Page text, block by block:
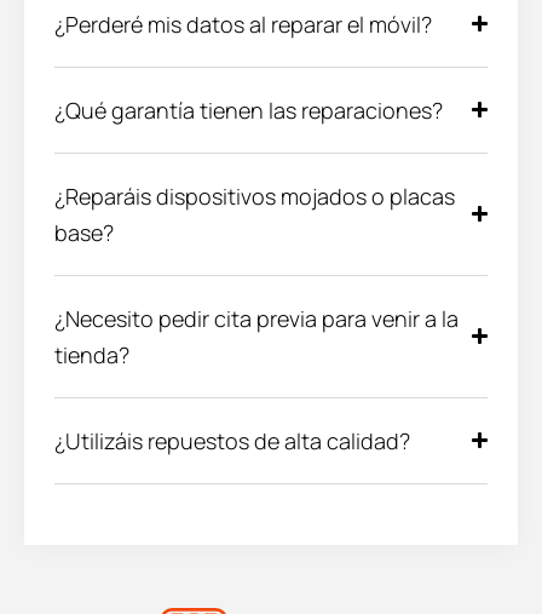
¿Perderé mis datos al reparar el móvil?
¿Qué garantía tienen las reparaciones?
¿Reparáis dispositivos mojados o placas
base?
¿Necesito pedir cita previa para venir a la
tienda?
¿Utilizáis repuestos de alta calidad?